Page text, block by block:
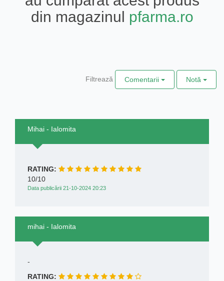
din magazinul pfarma.ro
Filtrează Comentarii Notă
Mihai - Ialomita
RATING:
10/10
Data publicării 21-10-2024 20:23
mihai - Ialomita
-
RATING: